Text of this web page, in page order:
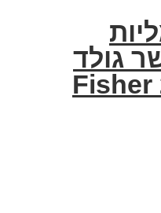
גולד
מגנזיום 2016 Fisher